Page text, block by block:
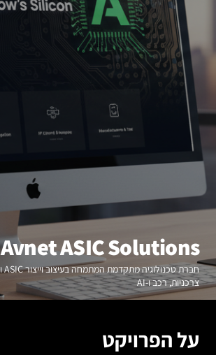
Avnet ASIC Solutions
צרכניות, רכב ו-AI
על הפרויקט